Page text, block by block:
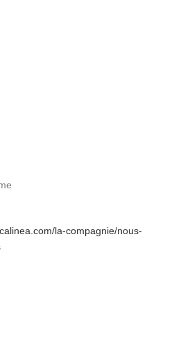
la-compagnie/nous-